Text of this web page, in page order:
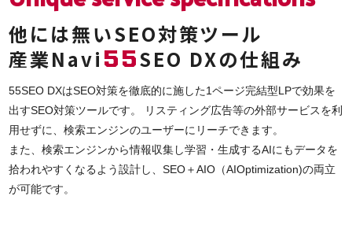
他には無いSEO対策ツール
産業Navi 55SEO DXの仕組み
55SEO DXはSEO対策を徹底的に施した1ページ完結型LPで効果を
出すSEO対策ツールです。 リスティング広告等の外部サービスを利
用せずに、検索エンジンのユーザーにリーチできます。
また、検索エンジンから情報収集し学習・生成するAIにもデータを
拾われやすくなるよう設計し、SEO＋AIO（AIOptimization)の両立
が可能です。